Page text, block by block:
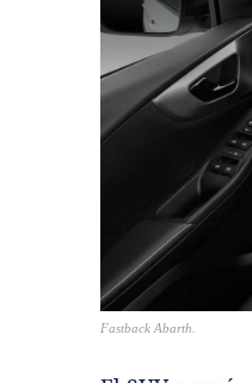
Fastback Abarth.